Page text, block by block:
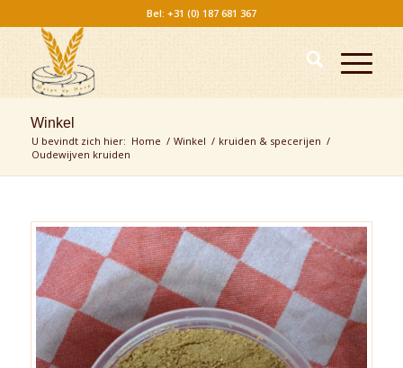
Bel: +31 (0) 187 681 367
Winkel
U bevindt zich hier: Home / Winkel / kruiden & specerijen /
Oudewijven kruiden